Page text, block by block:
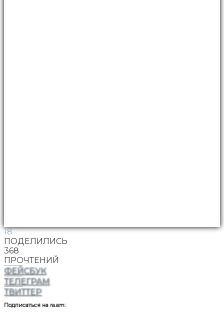
18
ПОДЕЛИЛИСЬ
368
ПРОЧТЕНИЙ
ФЕЙСБУК
ТЕЛЕГРАМ
ТВИТТЕР
Подписаться на ra.am: